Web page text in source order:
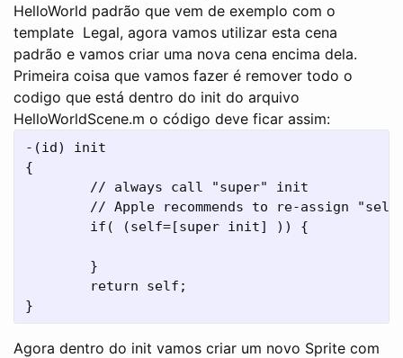
HelloWorld padrão que vem de exemplo com o
template Legal, agora vamos utilizar esta cena
padrão e vamos criar uma nova cena encima dela.
Primeira coisa que vamos fazer é remover todo o
codigo que está dentro do init do arquivo
HelloWorldScene.m o código deve ficar assim:
-(id) init
{
Agora dentro do init vamos criar um novo Sprite com